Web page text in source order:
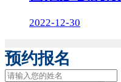
2022-12-30
预约报名